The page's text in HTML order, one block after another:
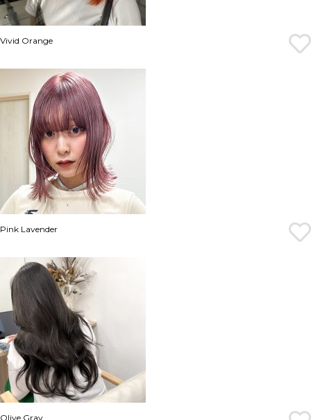
Vivid Orange
Pink Lavender
Olive Gray